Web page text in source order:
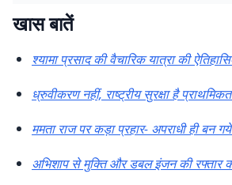
खास बातें
श्यामा प्रसाद की वैचारिक यात्रा की
ध्रुवीकरण नहीं, राष्ट्रीय सुरक्षा है
ममता राज पर कड़ा प्रहार- अपराधी ही बन
अभिशाप से मुक्ति और डबल इंजन की रफ्तार